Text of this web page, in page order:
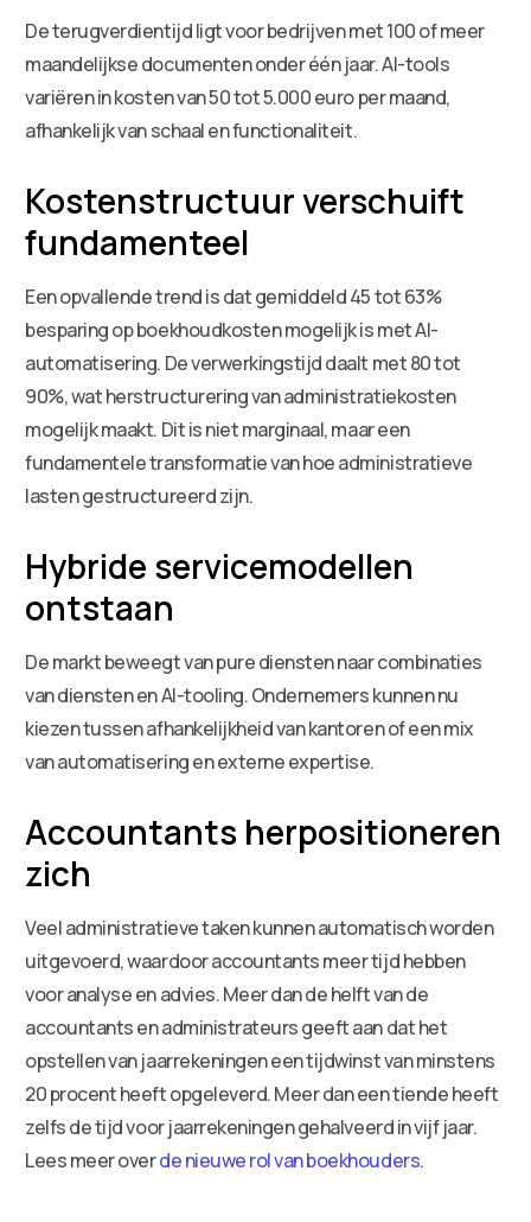
De terugverdientijd ligt voor bedrijven met 100 of meer
maandelijkse documenten onder één jaar. AI-tools
variëren in kosten van 50 tot 5.000 euro per maand,
afhankelijk van schaal en functionaliteit.
Kostenstructuur verschuift
fundamenteel
Een opvallende trend is dat gemiddeld 45 tot 63%
besparing op boekhoudkosten mogelijk is met AI-
automatisering. De verwerkingstijd daalt met 80 tot
90%, wat herstructurering van administratiekosten
mogelijk maakt. Dit is niet marginaal, maar een
fundamentele transformatie van hoe administratieve
lasten gestructureerd zijn.
Hybride servicemodellen
ontstaan
De markt beweegt van pure diensten naar combinaties
van diensten en AI-tooling. Ondernemers kunnen nu
kiezen tussen afhankelijkheid van kantoren of een mix
van automatisering en externe expertise.
Accountants herpositioneren
zich
Veel administratieve taken kunnen automatisch worden
uitgevoerd, waardoor accountants meer tijd hebben
voor analyse en advies. Meer dan de helft van de
accountants en administrateurs geeft aan dat het
opstellen van jaarrekeningen een tijdwinst van minstens
20 procent heeft opgeleverd. Meer dan een tiende heeft
zelfs de tijd voor jaarrekeningen gehalveerd in vijf jaar.
Lees meer overde nieuwe rol van boekhouders.